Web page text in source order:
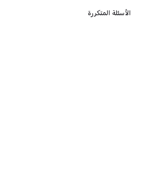
الأسئلة المتكررة